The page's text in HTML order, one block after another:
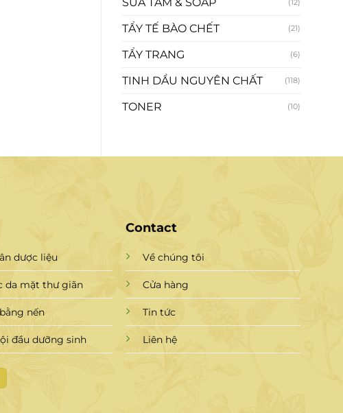
(12)
TẨY TẾ BÀO CHẾT (21)
TẨY TRANG (6)
TINH DẦU NGUYÊN CHẤT (118)
TONER (10)
dược liệu
da mặt thư giãn
nến
đầu dưỡng sinh
Contact
Về chúng tôi
Cửa hàng
Tin tức
Liên hệ